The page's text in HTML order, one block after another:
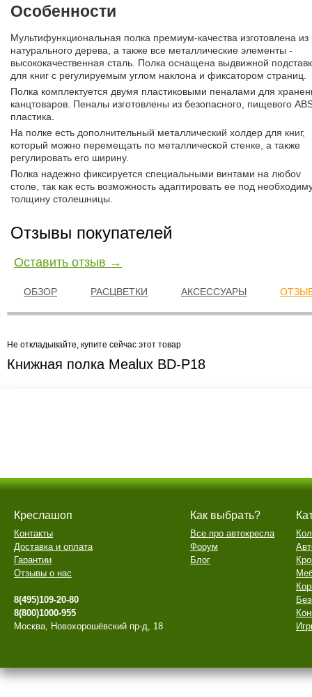
Особенности
Мультифункциональная полка премиум-качества изготовлена из
натурального дерева, а также все металлические элементы -
высококачественная сталь. Полка оснащена выдвижной
для книг с регулируемым углом наклона и фиксатором страниц.
Полка комплектуется двумя пластиковыми пеналами для
канцтоваров. Пеналы изготовлены из безопасного, пищевого
пластика.
На полке есть дополнительный металлический холдер для книг,
который можно перемещать по металлической стенке, а также
регулировать его ширину.
Полка надежно фиксируется специальными винтами на любоv
столе, так как есть возможность адаптировать ее под
толщину столешницы.
Отзывы покупателей
Оставить отзыв →
ОБЗОР РАСЦВЕТКИ АКСЕССУАРЫ
Не откладывайте, купите сейчас этот товар
Книжная полка Mealux BD-P18
Креслашоп
Контакты
Доставка и оплата
Гарантии
Отзывы о нас
8(495)109-20-80
8(800)1000-955
Москва, Новохорошёвский пр-д, 18
Как выбрать?
Все про автокресла
Форум
Блог